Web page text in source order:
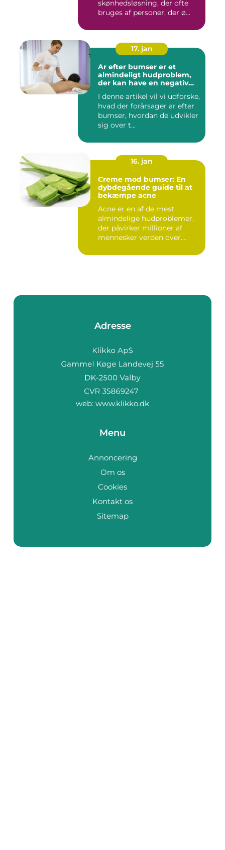
skønhedsløsning, der ofte
bruges af personer, der ø...
17. jan
Ar efter bumser er et
almindeligt hudproblem,
der kan have en negativ
selvtillid og trivsel
I denne artikel vil vi udforske,
hvad der forårsager ar efter
bumser, hvordan de udvikler
sig over t...
16. jan
Creme mod bumser: En
dybdegående guide til at
bekæmpe acne
Acne er en af de mest
almindelige hudproblemer,
der påvirker millioner af
mennesker verden over.
Adresse
web: www.klikko.dk
Menu
Annoncering
Om os
Cookies
Kontakt os
Sitemap